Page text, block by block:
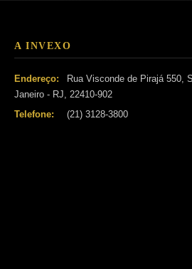
A INVEXO
Endereço:
Rua Visconde de Pirajá 550,
Janeiro - RJ, 22410-902
Telefone:
(21) 3128-3800